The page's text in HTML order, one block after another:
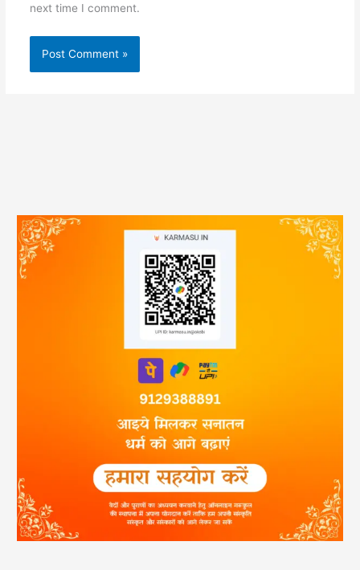
next time I comment.